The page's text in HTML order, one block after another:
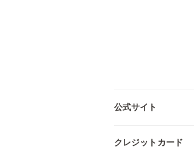
公式サイト
クレジットカード